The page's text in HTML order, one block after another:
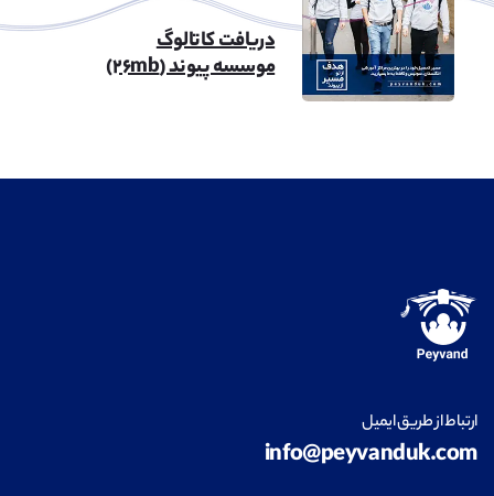
دریافت کاتالوگ
موسسه پیوند (۲۶mb)
ارتباط از طریق ایمیل
info@peyvanduk.com